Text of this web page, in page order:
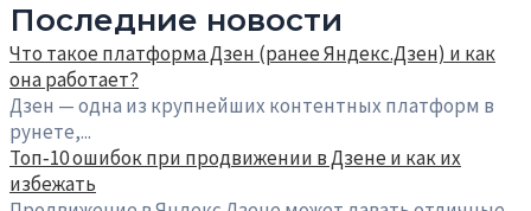
Последние новости
Что такое платформа Дзен (ранее Яндекс.Дзен) и как
она работает?
Дзен — одна из крупнейших контентных платформ в
рунете,...
Топ‑10 ошибок при продвижении в Дзене и как их
избежать